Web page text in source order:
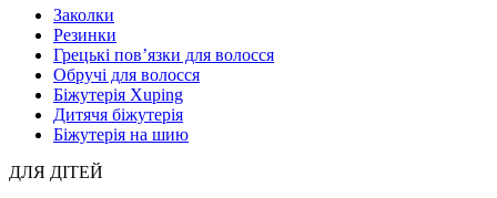
Заколки
Резинки
Грецькі пов’язки для волосся
Обручі для волосся
Біжутерія Xuping
Дитячя біжутерія
Біжутерія на шию
ДЛЯ ДІТЕЙ